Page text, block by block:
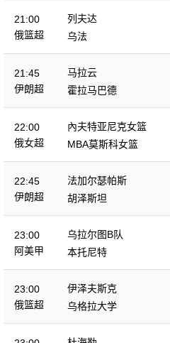
21:00
俄篮超
列夫达
乌法
21:45
伊朗超
马拉云
霍拉马巴德
22:00
俄女超
內夫特亚尼克女篮
MBA莫斯科女篮
22:45
伊朗超
法加尔瑟帕斯
胡泽斯坦
23:00
阿美甲
乌拉尔图B队
本托尼特
23:00
俄篮超
伊泽夫斯克
乌格拉大学